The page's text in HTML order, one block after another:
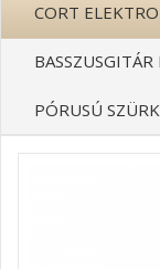
CORT
PÓRUSÚ